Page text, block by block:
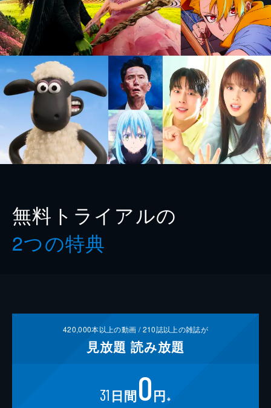
無料トライアルの
2つの特典
420,000本以上の動画 /210誌以上の雑誌が
見放題 読み放題
31 日間0円 ※